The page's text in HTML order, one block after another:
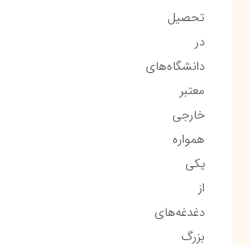
تحصیل
در
دانشگاه‌های
معتبر
خارجی
همواره
یکی
از
دغدغه‌های
بزرگ